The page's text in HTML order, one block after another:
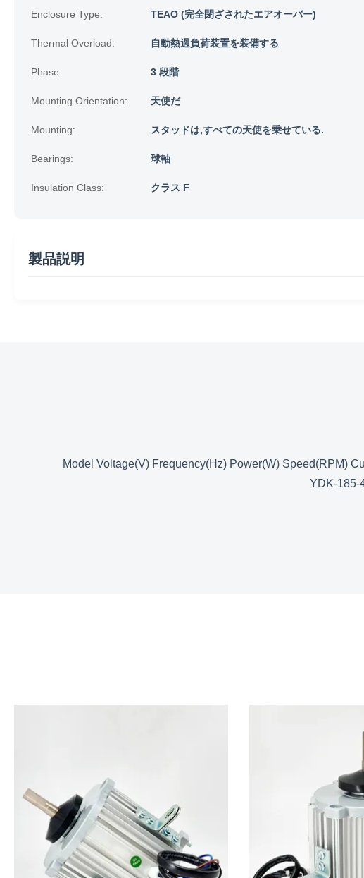
Enclosure Type: TEAO (完全閉ざされたエアオーバー)
Thermal Overload: 自動熱過負荷装置を装備する
Phase: 3 段階
Mounting Orientation: 天使だ
Mounting: スタッドは,すべての天使を乗せている.
Bearings: 球軸
Insulation Class: クラス F
製品説明
Model Voltage(V) Frequency(Hz) Power(W) Speed(RPM)
YDK-185-